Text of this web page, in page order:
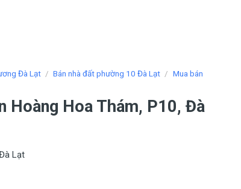
Đà Lạt / Bán nhà đất phường 10 Đà Lạt / Mua bán
Hoàng Hoa Thám, P10, Đà
Lạt